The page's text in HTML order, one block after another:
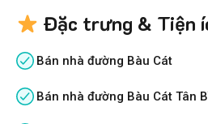
Đặc trưng & Tiện
Bán nhà đường Bàu Cát
Bán nhà đường Bàu Cát Tân